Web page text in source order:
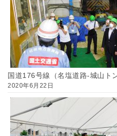
国道176号線（名塩道路-城山ト
2020年6月22日